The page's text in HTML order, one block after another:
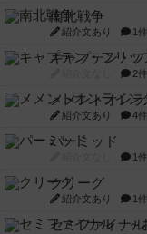
南北戦争
紹介文あり 1
キャプテン・
2
メメントオン
紹介文あり 4
パーミッド
1
クリーグ
紹介文あり 1
セミファイナ